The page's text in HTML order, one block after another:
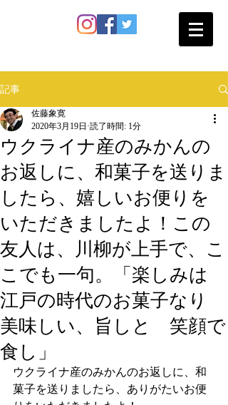
記事
ウクライナ産のみかんの
お返しに、和菓子を送りま
したら、嬉しいお便りを
いただきましたよ！この
友人は、川柳が上手で、こ
こでも一句。「楽しみは
江戸の時代のお菓子なり
美味しい、旨しと 笑顔で
食し」
佐藤象寛
2020年3月19日 読了時間: 1分
ウクライナ産のみかんのお返しに、和
菓子を送りましたら、ありがたいお便